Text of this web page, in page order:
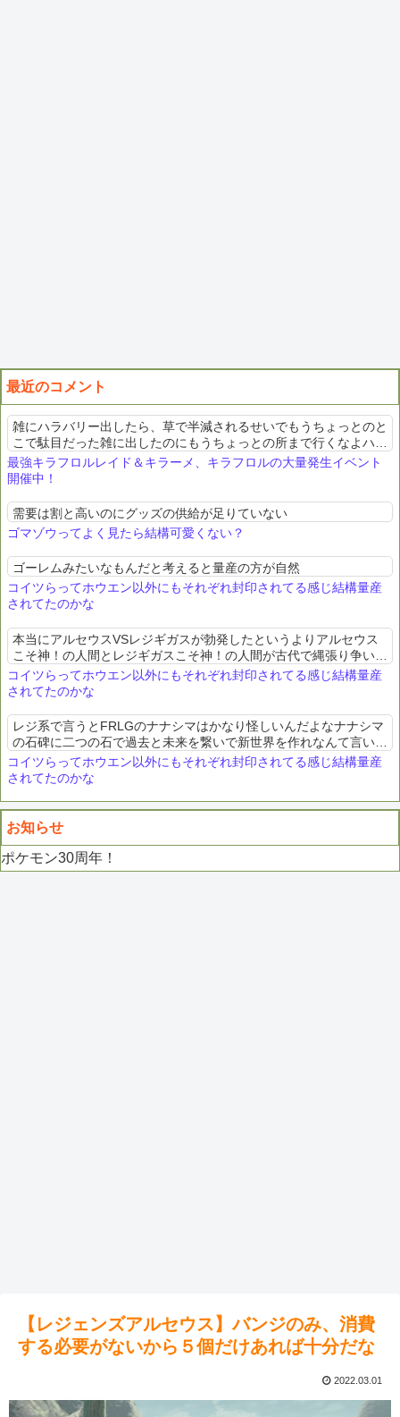
最近のコメント
雑にハラバリー出したら、草で半減されるせいでもうちょっとのと
こで駄目だった雑に出したのにもうちょっとの所まで行くなよハラ
バリーお前、便利か
最強キラフロルレイド＆キラーメ、キラフロルの大量発生イベント
開催中！
需要は割と高いのにグッズの供給が足りていない
ゴマゾウってよく見たら結構可愛くない？
ゴーレムみたいなもんだと考えると量産の方が自然
コイツらってホウエン以外にもそれぞれ封印されてる感じ結構量産
されてたのかな
本当にアルセウスVSレジギガスが勃発したというよりアルセウス
こそ神！の人間とレジギガスこそ神！の人間が古代で縄張り争いし
てたと見た方がいいんじゃないかな
コイツらってホウエン以外にもそれぞれ封印されてる感じ結構量産
されてたのかな
レジ系で言うとFRLGのナナシマはかなり怪しいんだよなナナシマ
の石碑に二つの石で過去と未来を繋いで新世界を作れなんて言い出
すダイパやレジェアルやってたらどう考えてもヤベェこと言っちゃ
ってる石碑と点字の...
コイツらってホウエン以外にもそれぞれ封印されてる感じ結構量産
されてたのかな
お知らせ
ポケモン30周年！
【レジェンズアルセウス】バンジのみ、消費
する必要がないから５個だけあれば十分だな
2022.03.01